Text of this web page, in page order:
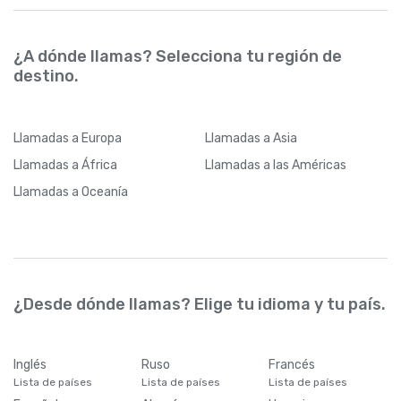
¿A dónde llamas? Selecciona tu región de
destino.
Llamadas a Europa Llamadas a Asia
Llamadas a África Llamadas a las Américas
Llamadas a Oceanía
¿Desde dónde llamas? Elige tu idioma y tu país.
Inglés
Lista de países
Ruso
Lista de países
Francés
Lista de países